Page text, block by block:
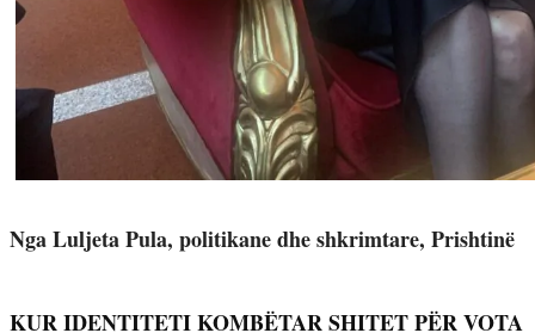
Nga Luljeta Pula, politikane dhe shkrimtare, Prishtinë
KUR IDENTITETI KOMBËTAR SHITET PËR VOTA